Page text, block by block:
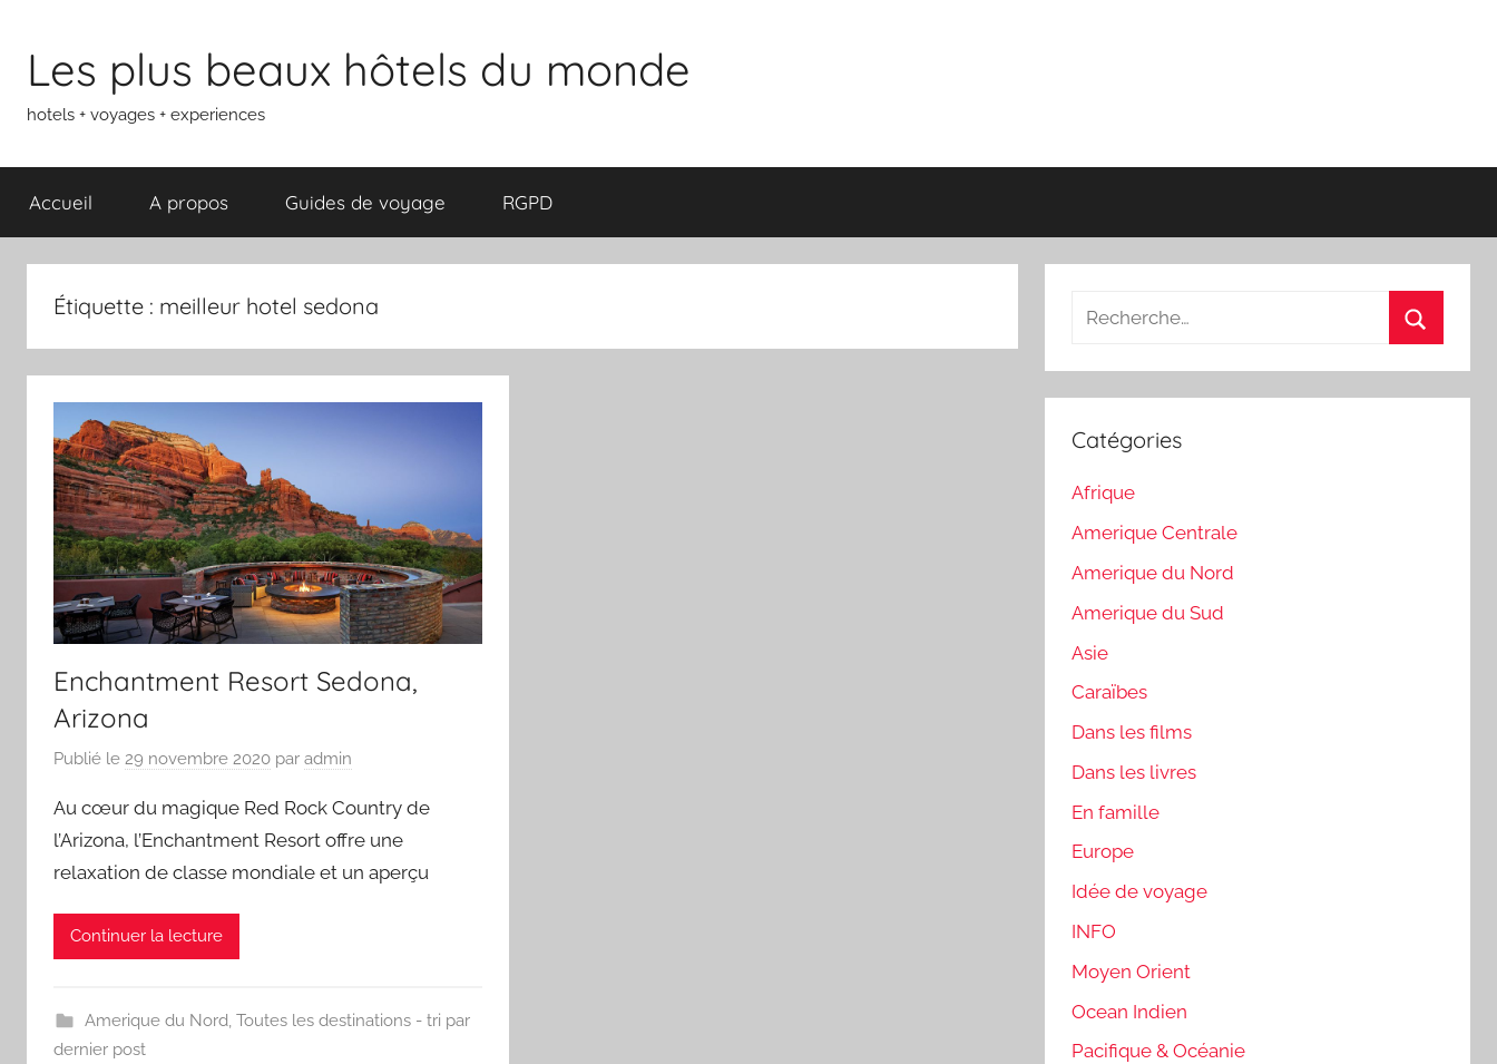
contenu
Les plus beaux hôtels du monde
hotels + voyages + experiences
Accueil A propos Guides de voyage RGPD
Étiquette : meilleur hotel sedona
Enchantment Resort Sedona,
Arizona
Publié le 29 novembre 2020 par admin
Au cœur du magique Red Rock Country de
l’Arizona, l’Enchantment Resort offre une
relaxation de classe mondiale et un aperçu
Continuer la lecture
Amerique du Nord Toutes les destinations - tri par
dernier post
Recherche
:
Catégories
Afrique
Amerique Centrale
Amerique du Nord
Amerique du Sud
Asie
Caraïbes
Dans les films
Dans les livres
En famille
Europe
Idée de voyage
INFO
Moyen Orient
Ocean Indien
Pacifique & Océanie